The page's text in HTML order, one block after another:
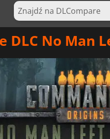
DLC No Man